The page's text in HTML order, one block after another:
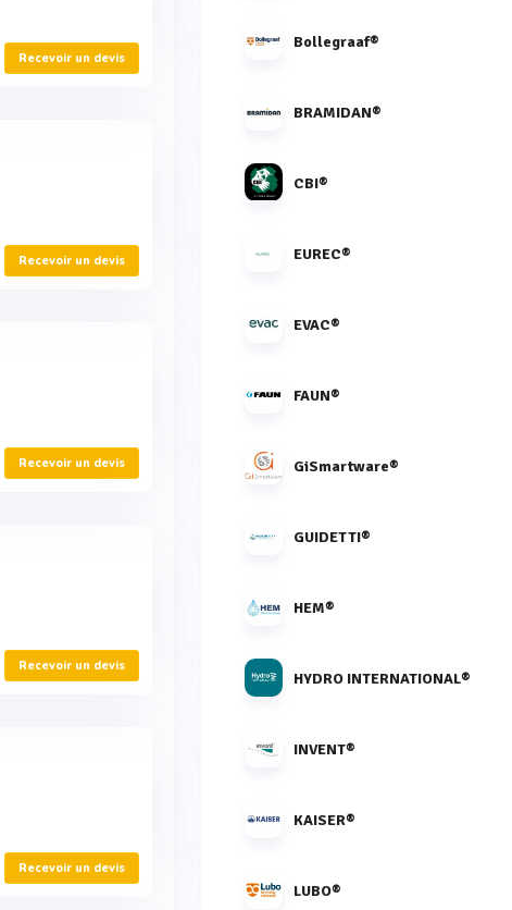
Recevoir un devis
Recevoir un devis
Recevoir un devis
Recevoir un devis
Recevoir un devis
Bollegraaf®
BRAMIDAN®
CBI®
EUREC®
EVAC®
FAUN®
GiSmartware®
GUIDETTI®
HEM®
HYDRO INTERNATIONAL®
INVENT®
KAISER®
LUBO®